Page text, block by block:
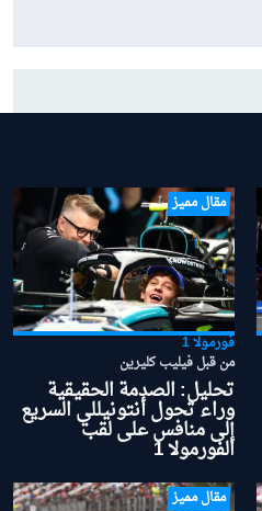
مقال مميز
فورمولا 1
من قبل فيليب كليرين
تحليل: الصدمة الحقيقية
وراء تحول أنتونيللي السريع
إلى منافس على لقب
الفورمولا 1
مقال مميز